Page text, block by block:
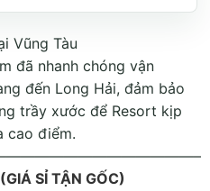
Vũng Tàu
đã nhanh chóng vận
đến Long Hải, đảm bảo
trầy xước để Resort kịp
cao điểm.
SỈ TẬN GỐC)